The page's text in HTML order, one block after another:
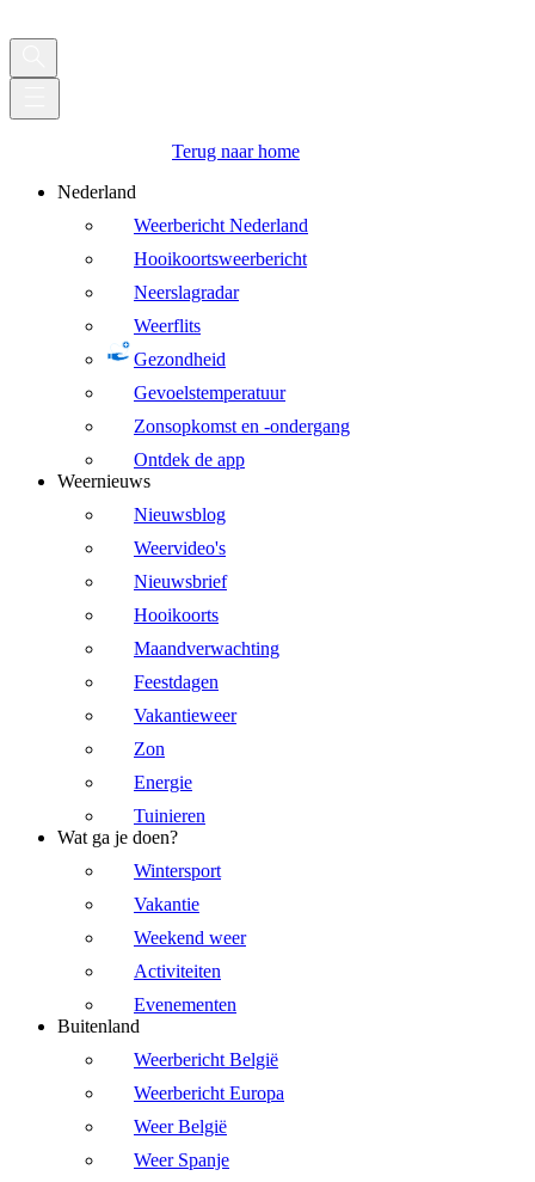
Terug naar home
Nederland
Weerbericht Nederland
Hooikoortsweerbericht
Neerslagradar
Weerflits
Gezondheid
Gevoelstemperatuur
Zonsopkomst en -ondergang
Ontdek de app
Weernieuws
Nieuwsblog
Weervideo's
Nieuwsbrief
Hooikoorts
Maandverwachting
Feestdagen
Vakantieweer
Zon
Energie
Tuinieren
Wat ga je doen?
Wintersport
Vakantie
Weekend weer
Activiteiten
Evenementen
Buitenland
Weerbericht België
Weerbericht Europa
Weer België
Weer Spanje